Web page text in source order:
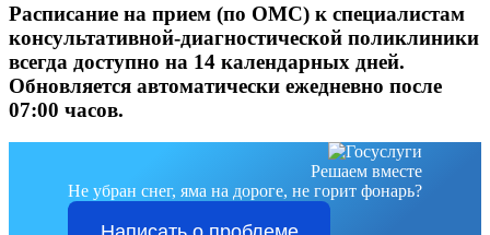
Расписание на прием (по ОМС) к специалистам
консультативной-диагностической поликлиники
всегда доступно на 14 календарных дней.
Обновляется автоматически ежедневно после
07:00 часов.
Решаем вместе
Не убран снег, яма на дороге, не горит фонарь?